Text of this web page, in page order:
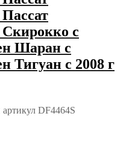
с
Шаран с
Тигуан с 2008 г
DF4464S